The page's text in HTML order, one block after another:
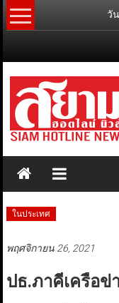
Skip
to
วั
ในประเทศ
พฤศจิกายน 26, 2021
ปธ.ภาคีเครือ